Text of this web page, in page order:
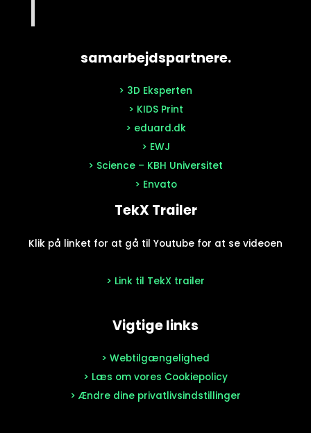
samarbejdspartnere.
> 3D Eksperten
> KIDS Print
> eduard.dk
> EWJ
> Science – KBH Universitet
> Envato
TekX Trailer
Klik på linket for at gå til Youtube for at se videoen
> Link til TekX trailer
Vigtige links
> Webtilgængelighed
> Læs om vores Cookiepolicy
> Ændre dine privatlivsindstillinger